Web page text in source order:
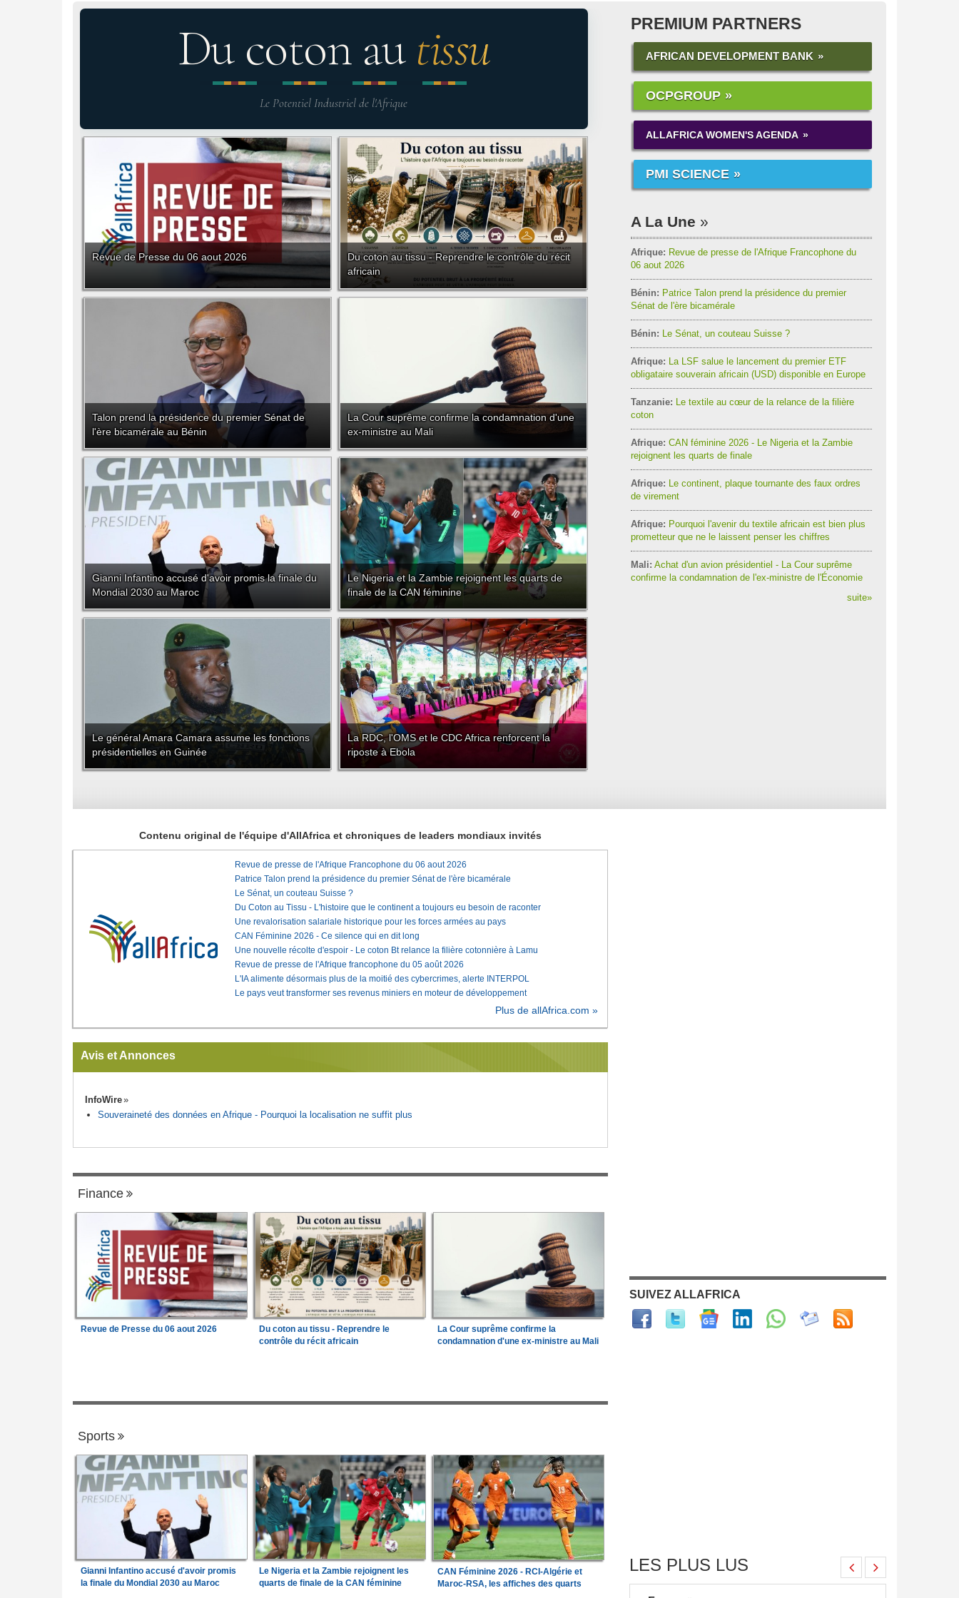
Du coton au tissu
Le Potentiel Industriel de l'Afrique
Revue de Presse du 06 aout 2026
Du coton au tissu - Reprendre le contrôle du récit
africain
Talon prend la présidence du premier Sénat de
l'ère bicamérale au Bénin
La Cour suprême confirme la condamnation d'une
ex-ministre au Mali
Gianni Infantino accusé d'avoir promis la finale du
Mondial 2030 au Maroc
Le Nigeria et la Zambie rejoignent les quarts de
finale de la CAN féminine
Le général Amara Camara assume les fonctions
présidentielles en Guinée
La RDC, l'OMS et le CDC Africa renforcent la
riposte à Ebola
PREMIUM PARTNERS
AFRICAN DEVELOPMENT BANK
OCPGROUP
ALLAFRICA WOMEN'S AGENDA
PMI SCIENCE
A La Une
Afrique: Revue de presse de l'Afrique Francophone du
06 aout 2026
Bénin: Patrice Talon prend la présidence du premier
Sénat de l'ère bicamérale
Bénin: Le Sénat, un couteau Suisse ?
Afrique: La LSF salue le lancement du premier ETF
obligataire souverain africain (USD) disponible en Europe
Tanzanie: Le textile au cœur de la relance de la filière
coton
Afrique: CAN féminine 2026 - Le Nigeria et la Zambie
rejoignent les quarts de finale
Afrique: Le continent, plaque tournante des faux ordres
de virement
Afrique: Pourquoi l'avenir du textile africain est bien plus
prometteur que ne le laissent penser les chiffres
Mali: Achat d'un avion présidentiel - La Cour suprême
confirme la condamnation de l'ex-ministre de l'Économie
suite»
Contenu original de l'équipe d'AllAfrica et chroniques de leaders mondiaux invités
Revue de presse de l'Afrique Francophone du 06 aout 2026
Patrice Talon prend la présidence du premier Sénat de l'ère bicamérale
Le Sénat, un couteau Suisse ?
Du Coton au Tissu - L'histoire que le continent a toujours eu besoin de raconter
Une revalorisation salariale historique pour les forces armées au pays
CAN Féminine 2026 - Ce silence qui en dit long
Une nouvelle récolte d'espoir - Le coton Bt relance la filière cotonnière à Lamu
Revue de presse de l'Afrique francophone du 05 août 2026
L'IA alimente désormais plus de la moitié des cybercrimes, alerte INTERPOL
Le pays veut transformer ses revenus miniers en moteur de développement
Plus de allAfrica.com »
Avis et Annonces
InfoWire
Souveraineté des données en Afrique - Pourquoi la localisation ne suffit plus
Finance
Revue de Presse du 06 aout 2026
Du coton au tissu - Reprendre le
contrôle du récit africain
La Cour suprême confirme la
condamnation d'une ex-ministre au Mali
Sports
Gianni Infantino accusé d'avoir promis
la finale du Mondial 2030 au Maroc
Le Nigeria et la Zambie rejoignent les
quarts de finale de la CAN féminine
CAN Féminine 2026 - RCI-Algérie et
Maroc-RSA, les affiches des quarts
SUIVEZ ALLAFRICA
LES PLUS LUS